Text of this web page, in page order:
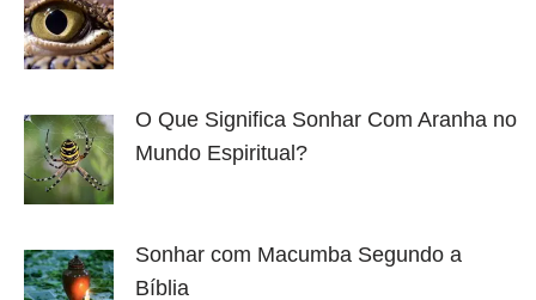
O Que Significa Sonhar Com Aranha no
Mundo Espiritual?
Sonhar com Macumba Segundo a
Bíblia